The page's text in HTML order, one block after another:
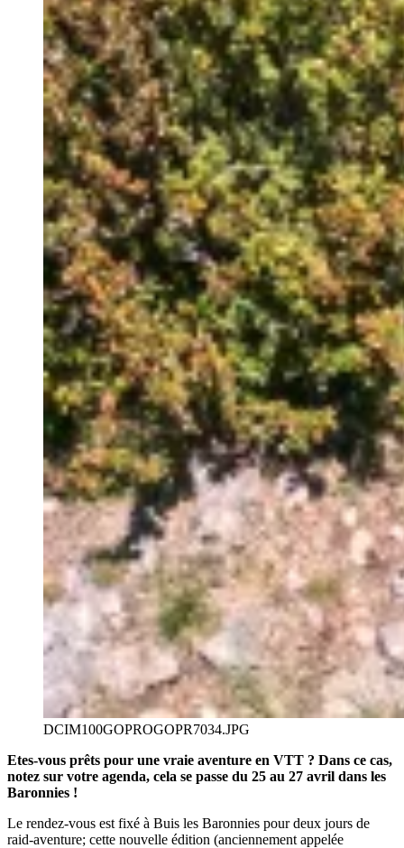
DCIM100GOPROGOPR7034.JPG
Etes-vous prêts pour une vraie aventure en VTT ? Dans ce cas,
notez sur votre agenda, cela se passe du 25 au 27 avril dans les
Baronnies !
Le rendez-vous est fixé à Buis les Baronnies pour deux jours de
raid-aventure; cette nouvelle édition (anciennement appelée